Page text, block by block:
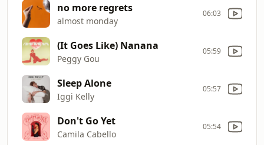
no more regrets
almost monday
06:03
(It Goes Like) Nanana
Peggy Gou
05:59
Sleep Alone
Iggi Kelly
05:57
Don't Go Yet
Camila Cabello
05:54